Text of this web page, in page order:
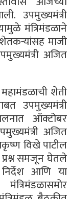
उपमुख्यमंत्री
मंत्रिमंडळाने
माजी
अजित
शेती
उपमुख्यमंत्री
ऑक्टोबर
अजित
विखे पाटील
समजून घेतले
आणि या